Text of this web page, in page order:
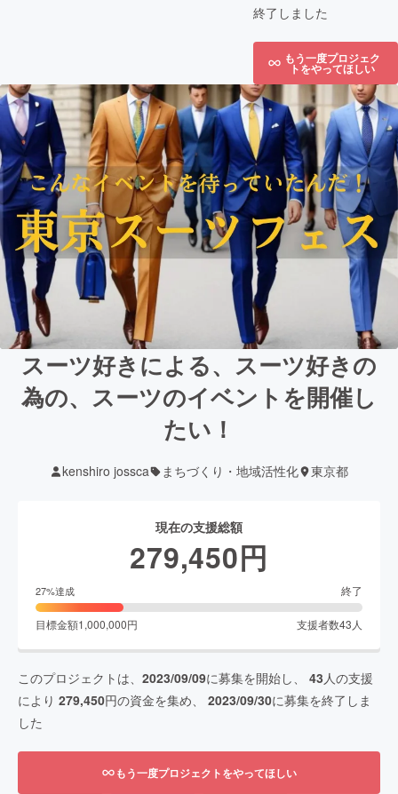
終了しました
もう一度プロジェク
トをやってほしい
スーツ好きによる、スーツ好きの
為の、スーツのイベントを開催し
たい！
kenshiro jossca まちづくり・地域活性化 東京都
現在の支援総額
279,450円
27%達成 終了
目標金額1,000,000円 支援者数43人
このプロジェクトは、 2023/09/09に募集を開始し、 43人の支援
により 279,450円の資金を集め、 2023/09/30に募集を終了しま
した
もう一度プロジェクトをやってほしい